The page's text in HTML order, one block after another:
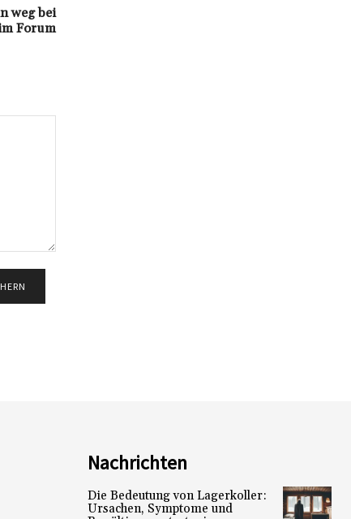
weg bei
Forum
Nachrichten
Die Bedeutung von Lagerkoller:
Ursachen, Symptome und